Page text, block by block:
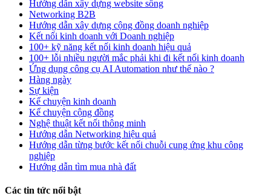
Hướng dẫn xây dựng website sống
Networking B2B
Hướng dẫn xây dựng cộng đồng doanh nghiệp
Kết nối kinh doanh với Doanh nghiệp
100+ kỹ năng kết nối kinh doanh hiệu quả
100+ lỗi nhiều người mắc phải khi đi kết nối kinh doanh
Ứng dụng công cụ AI Automation như thế nào ?
Hàng ngày
Sự kiện
Kể chuyện kinh doanh
Kể chuyện cộng đồng
Nghệ thuật kết nối thông minh
Hướng dẫn Networking hiệu quả
Hướng dẫn từng bước kết nối chuỗi cung ứng khu công
nghiệp
Hướng dẫn tìm mua nhà đất
Các tin tức nổi bật